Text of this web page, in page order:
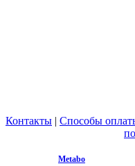
Контакты | Способы
Metabo